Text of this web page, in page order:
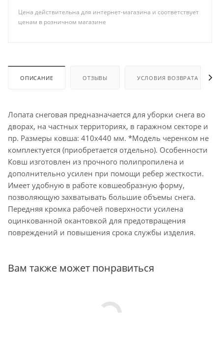
Цена действительна для интернет-магазина и соответствует
ценам в розничном магазине
ОПИСАНИЕ ОТЗЫВЫ УСЛОВИЯ ВОЗВРАТА
Лопата снеговая предназначается для уборки снега во
дворах, на частных территориях, в гаражном секторе и
пр. Размеры ковша: 410х440 мм. *Модель черенком не
комплектуется (приобретается отдельно). Особенности
Ковш изготовлен из прочного полипропилена и
дополнительно усилен при помощи ребер жесткости.
Имеет удобную в работе ковшеобразную форму,
позволяющую захватывать большие объемы снега.
Передняя кромка рабочей поверхности усилена
оцинкованной окантовкой для предотвращения
повреждений и повышения срока службы изделия.
Вам также может понравиться